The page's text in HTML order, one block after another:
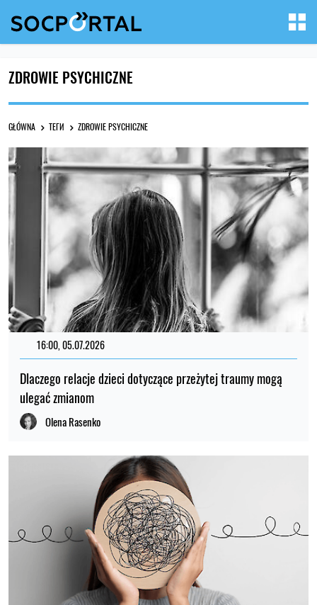
ZDROWIE PSYCHICZNE
GŁÓWNA ТЕГИ ZDROWIE PSYCHICZNE
16:00, 05.07.2026
Dlaczego relacje dzieci dotyczące przeżytej traumy mogą
ulegać zmianom
Olena Rasenko